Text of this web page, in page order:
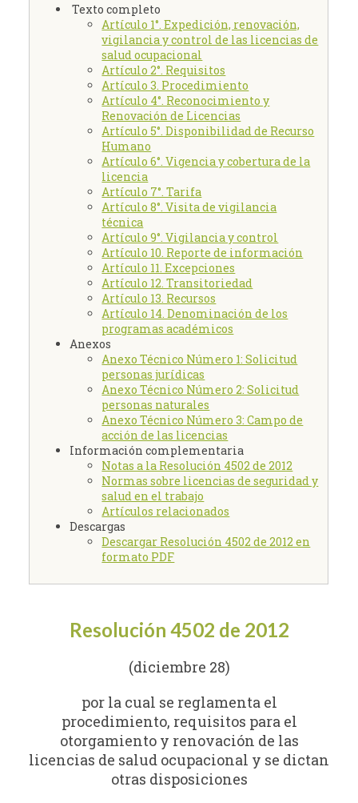
Texto completo
Artículo 1°. Expedición, renovación,
vigilancia y control de las licencias de
salud ocupacional
Artículo 2°. Requisitos
Artículo 3. Procedimiento
Artículo 4°. Reconocimiento y
Renovación de Licencias
Artículo 5°. Disponibilidad de Recurso
Humano
Artículo 6°. Vigencia y cobertura de la
licencia
Artículo 7°. Tarifa
Artículo 8°. Visita de vigilancia
técnica
Artículo 9°. Vigilancia y control
Artículo 10. Reporte de información
Artículo 11. Excepciones
Artículo 12. Transitoriedad
Artículo 13. Recursos
Artículo 14. Denominación de los
programas académicos
Anexos
Anexo Técnico Número 1: Solicitud
personas jurídicas
Anexo Técnico Número 2: Solicitud
personas naturales
Anexo Técnico Número 3: Campo de
acción de las licencias
Información complementaria
Notas a la Resolución 4502 de 2012
Normas sobre licencias de seguridad y
salud en el trabajo
Artículos relacionados
Descargas
Descargar Resolución 4502 de 2012 en
formato PDF
Resolución 4502 de 2012
(diciembre 28)
por la cual se reglamenta el
procedimiento, requisitos para el
otorgamiento y renovación de las
licencias de salud ocupacional y se dictan
otras disposiciones